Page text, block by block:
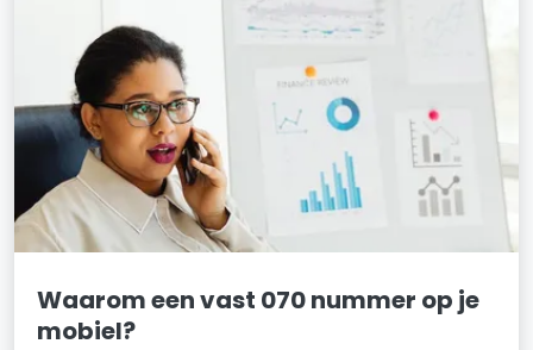
Waarom een vast 070 nummer op je
mobiel?